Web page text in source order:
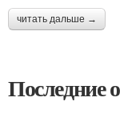
читать дальше →
Последние